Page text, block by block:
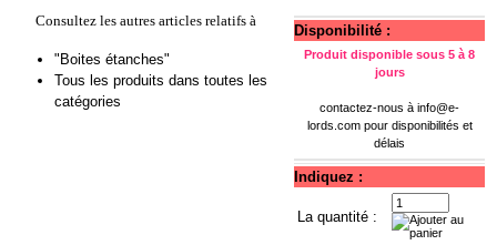
Consultez les autres articles relatifs à
"Boites étanches"
Tous les produits dans toutes les
catégories
Disponibilité :
Produit disponible sous 5 à 8
jours
contactez-nous à info@e-
lords.compour disponibilités et
délais
Indiquez :
La quantité :